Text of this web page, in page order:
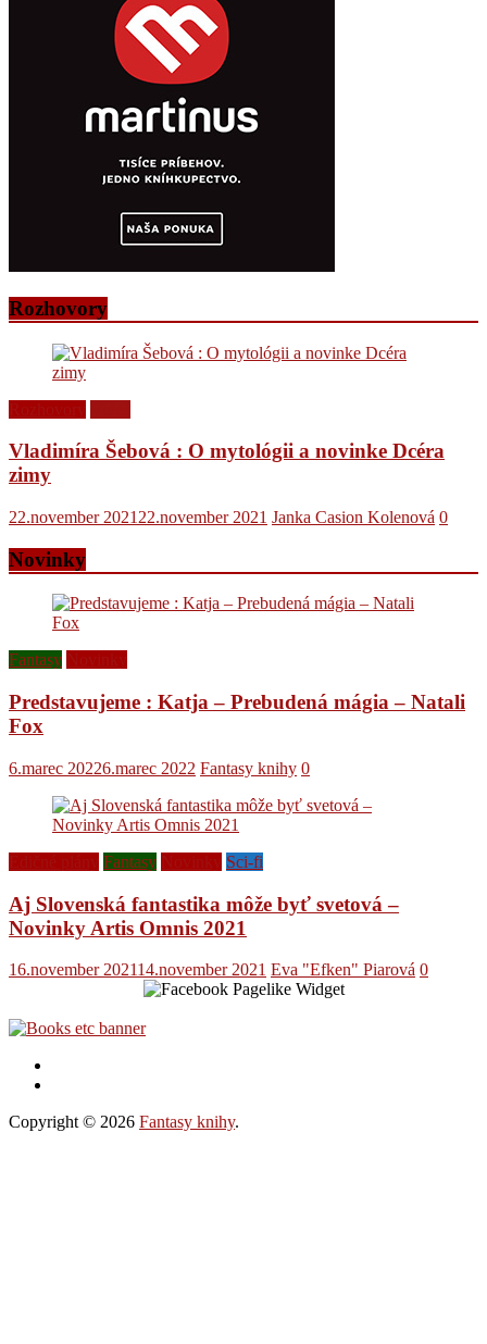
Rozhovory
Vladimíra Šebová : O mytológii a novinke Dcéra
zimy
22.november 2021 22.november 2021 Janka Casion Kolenová 0
Novinky
Fantasy
Predstavujeme : Katja – Prebudená mágia – Natali
Fox
6.marec 20226.marec 2022 Fantasy knihy 0
Fantasy Sci-fi
Aj Slovenská fantastika môže byť svetová –
Novinky Artis Omnis 2021
16.november 202114.november 2021 Eva "Efken" Piarová 0
Copyright © 2026 Fantasy knihy.